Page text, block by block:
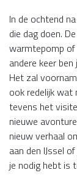
In de ochtend
die dag doen.
warmtepomp of
andere keer
Het zal
ook redelijk
tevens het
nieuwe
nieuw verhaal
aan den IJssel
je nodig hebt is